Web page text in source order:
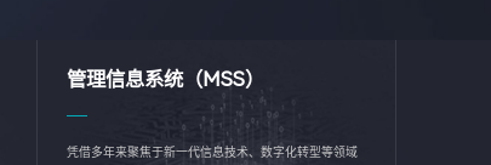
管理信息系统（MSS）
凭借多年来聚焦于新一代信息技术、数字化转型等领域